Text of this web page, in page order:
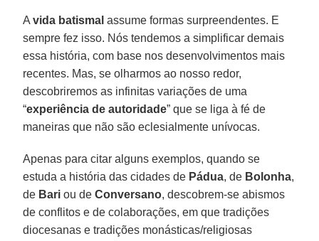
Avida batismal assume formas surpreendentes. E
sempre fez isso. Nós tendemos a simplificar demais
essa história, com base nos desenvolvimentos mais
recentes. Mas, se olharmos ao nosso redor,
descobriremos as infinitas variações de uma
“experiência de autoridade” que se liga à fé de
maneiras que não são eclesialmente unívocas.
Apenas para citar alguns exemplos, quando se
estuda a história das cidades de Pádua, de Bolonha,
de Bari ou deConversano, descobrem-se abismos
de conflitos e de colaborações, em que tradições
diocesanas e tradições monásticas/religiosas